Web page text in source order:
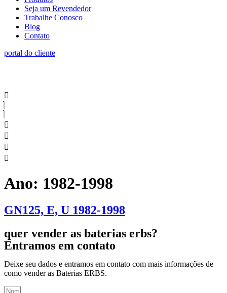
Seja um Revendedor
Trabalhe Conosco
Blog
Contato
portal do cliente
Ano: 1982-1998
GN125, E, U 1982-1998
quer vender as baterias erbs?
Entramos em contato
Deixe seu dados e entramos em contato com mais informações de
como vender as Baterias ERBS.